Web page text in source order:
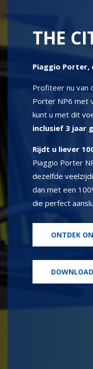
THE
Piaggio
Profiteer nu van
Porter NP6 met
kunt u met dit
inclusief 3 jaar
Rijdt u liever
Piaggio Porter
dezelfde
dan met een
die perfect
ONTDEK